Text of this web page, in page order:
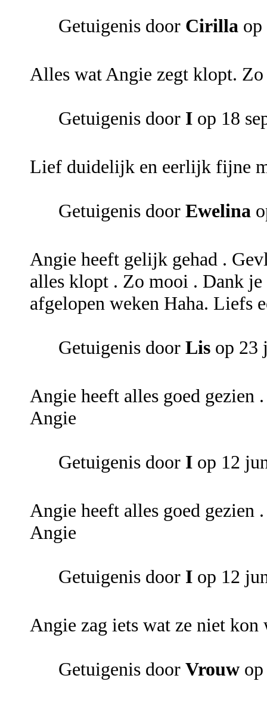
Getuigenis door Cirilla
Alles wat Angie zegt klopt.
Getuigenis door I op 18
Lief duidelijk en eerlijk fijne
Getuigenis door Ewelina
Angie heeft gelijk gehad .
alles klopt . Zo mooi . Dank
afgelopen weken Haha. Liefs
Getuigenis door Lis op 23
Angie heeft alles goed
Angie
Getuigenis door I op 12
Angie heeft alles goed
Angie
Getuigenis door I op 12
Angie zag iets wat ze niet
Getuigenis door Vrouw